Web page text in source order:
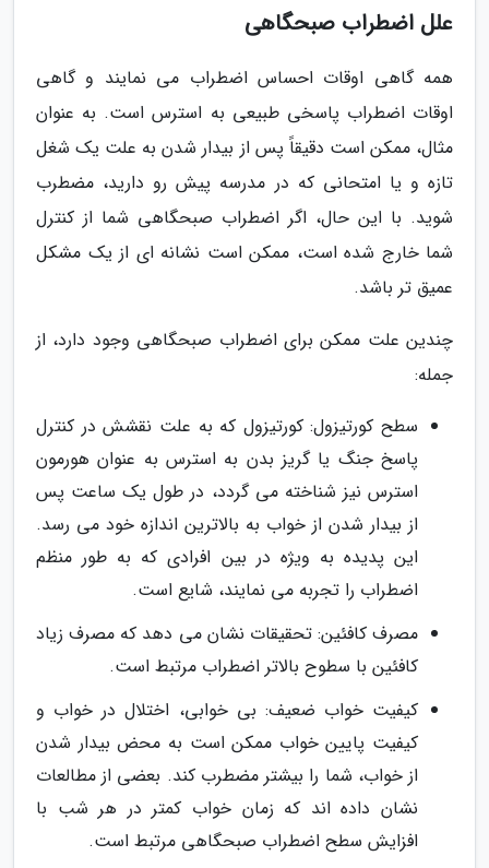
علل اضطراب صبحگاهی
همه گاهی اوقات احساس اضطراب می نمایند و گاهی
اوقات اضطراب پاسخی طبیعی به استرس است. به عنوان
مثال، ممکن است دقیقاً پس از بیدار شدن به علت یک شغل
تازه و یا امتحانی که در مدرسه پیش رو دارید، مضطرب
شوید. با این حال، اگر اضطراب صبحگاهی شما از کنترل
شما خارج شده است، ممکن است نشانه ای از یک مشکل
عمیق تر باشد.
چندین علت ممکن برای اضطراب صبحگاهی وجود دارد، از
جمله:
سطح کورتیزول: کورتیزول که به علت نقشش در کنترل
پاسخ جنگ یا گریز بدن به استرس به عنوان هورمون
استرس نیز شناخته می گردد، در طول یک ساعت پس
از بیدار شدن از خواب به بالاترین اندازه خود می رسد.
این پدیده به ویژه در بین افرادی که به طور منظم
اضطراب را تجربه می نمایند، شایع است.
مصرف کافئین: تحقیقات نشان می دهد که مصرف زیاد
کافئین با سطوح بالاتر اضطراب مرتبط است.
کیفیت خواب ضعیف: بی خوابی، اختلال در خواب و
کیفیت پایین خواب ممکن است به محض بیدار شدن
از خواب، شما را بیشتر مضطرب کند. بعضی از مطالعات
نشان داده اند که زمان خواب کمتر در هر شب با
افزایش سطح اضطراب صبحگاهی مرتبط است.